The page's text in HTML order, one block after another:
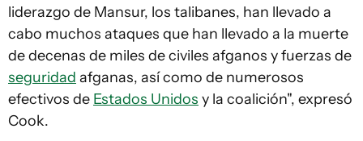
liderazgo de Mansur, los talibanes, han llevado a
cabo muchos ataques que han llevado a la muerte
de decenas de miles de civiles afganos y fuerzas de
seguridad afganas, así como de numerosos
efectivos de Estados Unidos y la coalición", expresó
Cook.